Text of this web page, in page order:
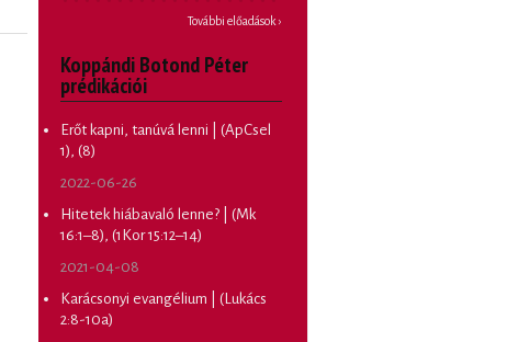
További előadások ›
Koppándi Botond Péter
prédikációi
Erőt kapni, tanúvá lenni | (ApCsel
1), (8)
2022-06-26
Hitetek hiábavaló lenne? | (Mk
16:1–8), (1Kor 15:12–14)
2021-04-08
Karácsonyi evangélium | (Lukács
2:8-10a)